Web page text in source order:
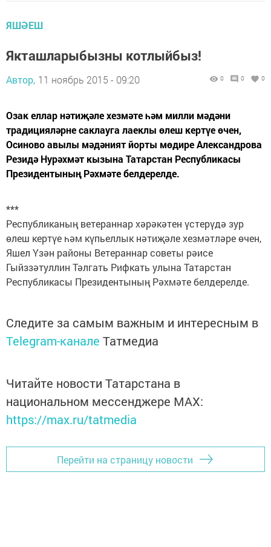
ЯШӘЕШ
Якташларыбызны котлыйбыз!
Автор, 11 ноябрь 2015 - 09:20 0 0 0
Озак еллар нәтиҗәле хезмәте һәм милли мәдәни
традицияләрне саклауга лаеклы өлеш кертүе өчен,
Осиново авылы мәдәният йорты мөдире Александрова
Резидә Нурәхмәт кызына Татарстан Республикасы
Президентының Рәхмәте белдерелде.
***
Республиканың ветераннар хәрәкәтен үстерүдә зур
өлеш кертүе һәм күпьеллык нәтиҗәле хезмәтләре өчен,
Яшел Үзән районы Ветераннар советы рәисе
Гыйззәтуллин Тәлгать Рифкать улына Татарстан
Республикасы Президентының Рәхмәте белдерелде.
Следите за самым важным и интересным в
Telegram-канале Татмедиа
Читайте новости Татарстана в
национальном мессенджере MАХ:
https://max.ru/tatmedia
Перейти на страницу новости